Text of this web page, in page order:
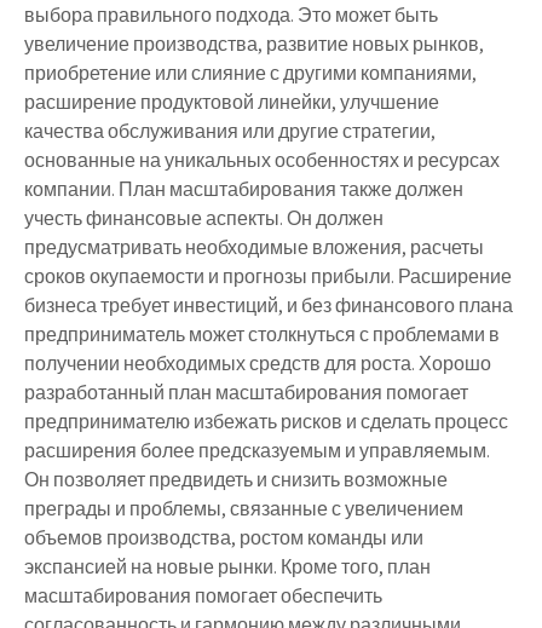
выбора правильного подхода. Это может быть
увеличение производства, развитие новых рынков,
приобретение или слияние с другими компаниями,
расширение продуктовой линейки, улучшение
качества обслуживания или другие стратегии,
основанные на уникальных особенностях и ресурсах
компании. План масштабирования также должен
учесть финансовые аспекты. Он должен
предусматривать необходимые вложения, расчеты
сроков окупаемости и прогнозы прибыли. Расширение
бизнеса требует инвестиций, и без финансового плана
предприниматель может столкнуться с проблемами в
получении необходимых средств для роста. Хорошо
разработанный план масштабирования помогает
предпринимателю избежать рисков и сделать процесс
расширения более предсказуемым и управляемым.
Он позволяет предвидеть и снизить возможные
преграды и проблемы, связанные с увеличением
объемов производства, ростом команды или
экспансией на новые рынки. Кроме того, план
масштабирования помогает обеспечить